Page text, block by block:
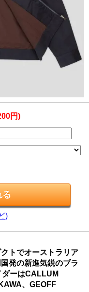
円)
)
トでオーストラリア
発の新進気鋭のブラ
ダーはCALLUM
、GEOFF